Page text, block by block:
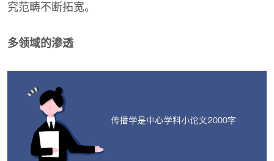
究范畴不断拓宽。
多领域的渗透